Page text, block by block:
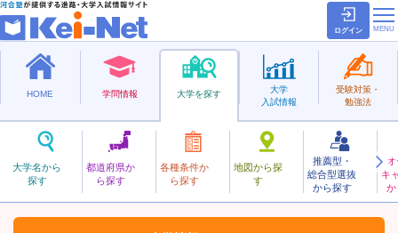
ログイン
HOME 学問情報 大学を探す
大学名から
探す
都道府県か
ら探す
各種条件か
ら探す
地図から探
す
推薦型・
総合型選抜
から探す
キ
か
大学
入試情報
受験対策・
勉強法
私立
えどがわ
江戸川大学 お気に入り